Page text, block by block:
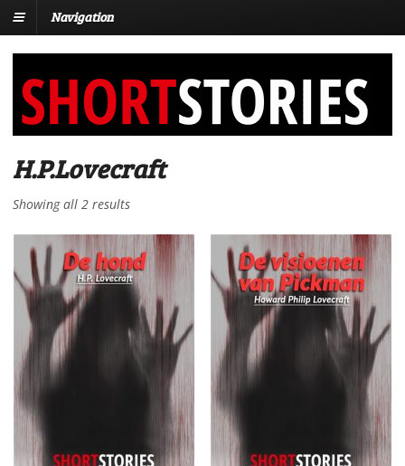
Navigation
H.P.Lovecraft
Showing all 2 results